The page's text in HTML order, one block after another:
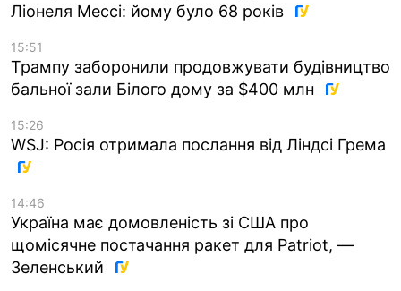
Ліонеля Мессі: йому було 68 років
15:51
Трампу заборонили продовжувати будівництво
бальної зали Білого дому за $400 млн
15:26
WSJ: Росія отримала послання від Ліндсі Грема
14:46
Україна має домовленість зі США про
щомісячне постачання ракет для Patriot, —
Зеленський